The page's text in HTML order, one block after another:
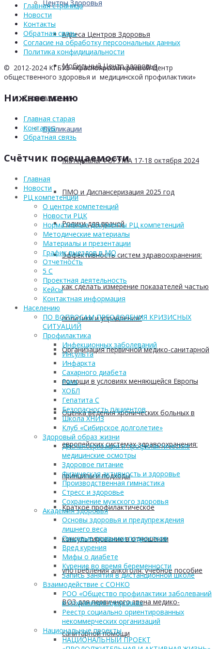
Центры Здоровья
Адреса Центров Здоровья
Мобильный Центр здоровья
Cпециалистам
Публикации
Материалы ФОРУМА 17-18 октября 2024
ПМО и Диспансеризация 2025 год
Ролики для врачей
Эффективность систем здравоохранения:
как сделать измерение показателей частью
политики и управления?
Организация первичной медико-санитарной
помощи в условиях меняющейся Европы
Оценка ведения хронических больных в
европейских системах здравоохранения:
принципы и подходы
Краткое профилактическое
консультирование в отношении
употребления алкоголя: учебное пособие
ВОЗ для первичного звена медико-
санитарной помощи
Главная страница
Новости
Контакты
Обратная связь
Согласие на обработку персоональных данных
Политика конфидициальности
© 2012-2024 КГБУЗ «Красноярский краевой Центр
общественного здоровья и медицинской профилактики»
Нижнее меню
Главная старая
Контакты
Обратная связь
Счётчик посещаемости
Главная
Новости
РЦ компетенций
О центре компетенций
Новости РЦК
Нормативные документы РЦ компетенций
Методические материалы
Материалы и презентации
График выездов в МО
Отчетность
5 С
Проектная деятельность
Кейсы
Контактная информация
Населению
ПО ВОПРОСАМ ПРЕОДОЛЕНИЯ КРИЗИСНЫХ
СИТУАЦИЙ
Профилактика
Инфекционных заболеваний
Инсульта
Инфаркта
Сахарного диабета
Рака
ХОБЛ
Гепатита С
Безопасность пациентов
Школа ХНИЗ
Клуб «Сибирское долголетие»
Здоровый образ жизни
Диспансеризация и профилактические
медицинские осмотры
Здоровое питание
Физическая активность и здоровье
Производственная гимнастика
Стресс и здоровье
Сохранение мужского здоровья
Академия здоровья
Основы здоровья и предупреждения
лишнего веса
Пищевые привычки подростков
Вред курения
Мифы о диабете
Курение во время беременности
Запись занятия в дистанционной школе
Взаимодействие с СОНКО
РОО «Общество профилактики заболеваний
и сохранения здоровья»
Реестр социально ориентированных
некоммерческих организаций
Национальные проекты
НАЦИОНАЛЬНЫЙ ПРОЕКТ